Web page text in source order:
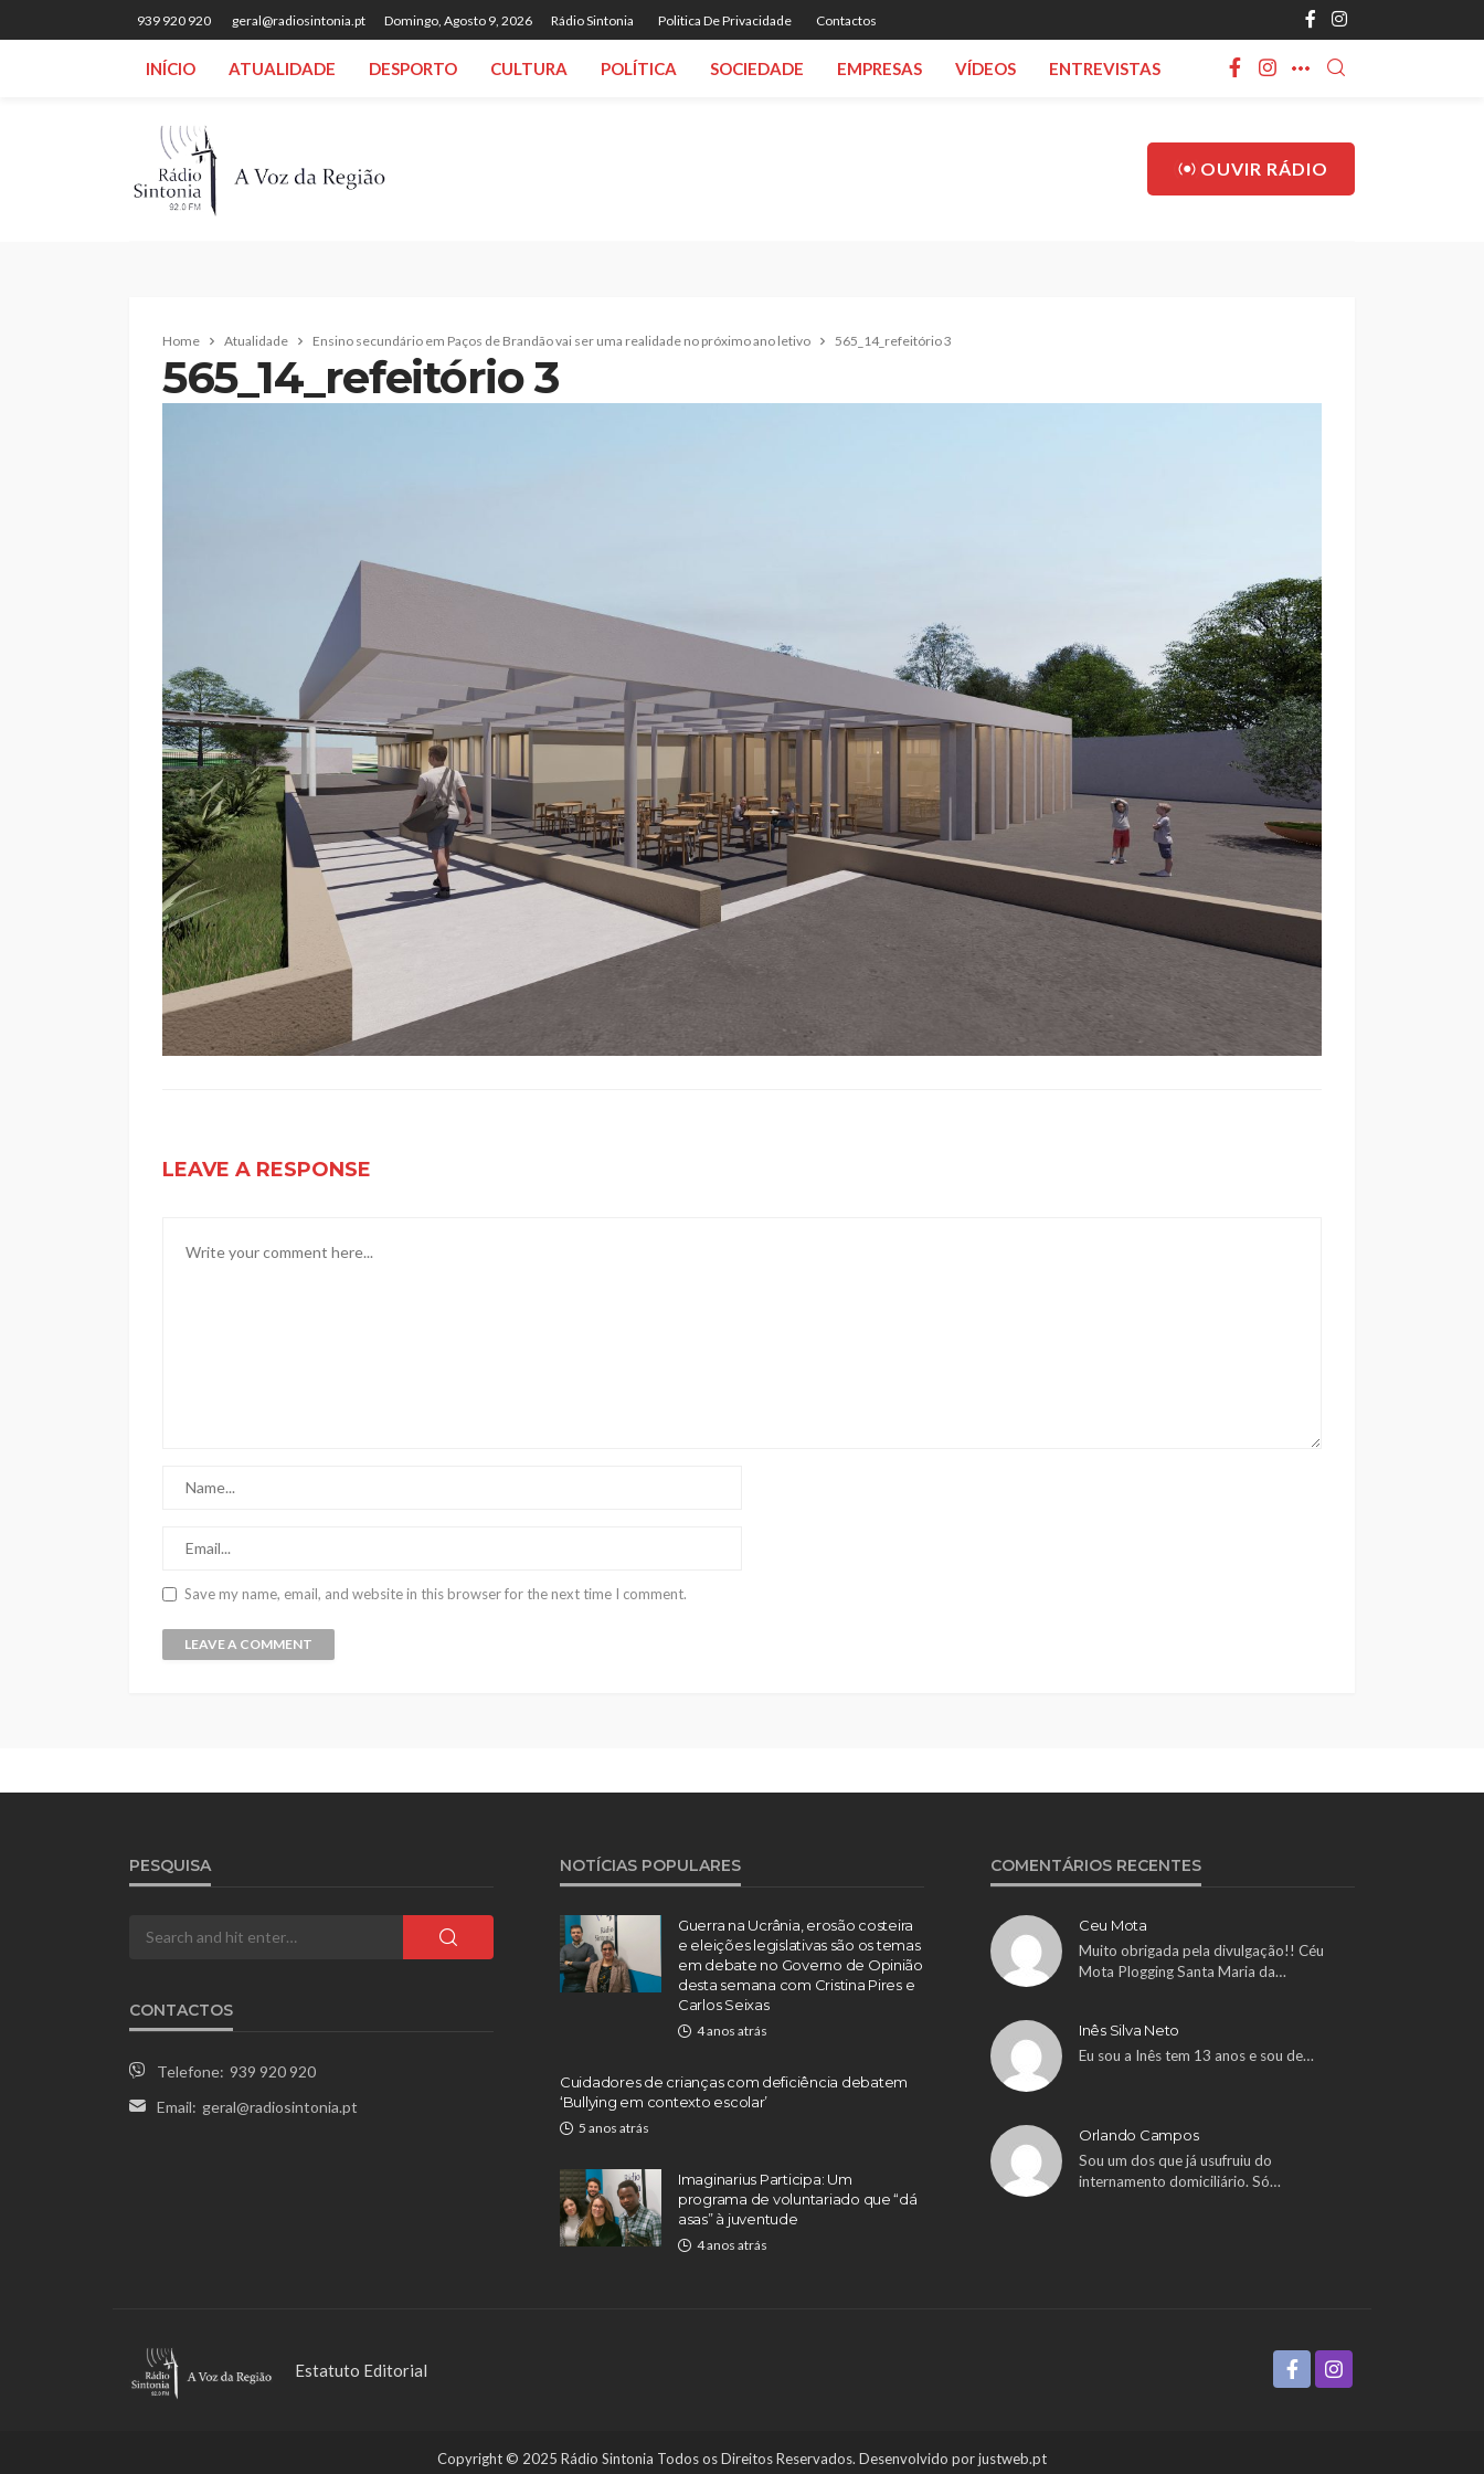
939 920 920 geral@radiosintonia.pt Domingo, Agosto 9, 2026 Rádio Sintonia Politica De Privacidade Contactos
INÍCIO ATUALIDADE DESPORTO CULTURA POLÍTICA SOCIEDADE EMPRESAS VÍDEOS ENTREVISTAS
OUVIR RÁDIO
Home Atualidade Ensino secundário em Paços de Brandão vai ser uma realidade no próximo ano letivo 565_14_refeitório 3
565_14_refeitório 3
LEAVE A RESPONSE
Save my name, email, and website in this browser for the next time I comment.
PESQUISA
CONTACTOS
Telefone: 939 920 920
Email: geral@radiosintonia.pt
NOTÍCIAS POPULARES
Guerra na Ucrânia, erosão costeira
e eleições legislativas são os temas
em debate no Governo de Opinião
desta semana com Cristina Pires e
Carlos Seixas
4 anos atrás
Cuidadores de crianças com deficiência debatem
‘Bullying em contexto escolar’
5 anos atrás
Imaginarius Participa: Um
programa de voluntariado que “dá
asas” à juventude
4 anos atrás
COMENTÁRIOS RECENTES
Ceu Mota
Muito obrigada pela divulgação!! Céu
Mota Plogging Santa Maria da…
Inês Silva Neto
Eu sou a Inês tem 13 anos e sou de…
Orlando Campos
Sou um dos que já usufruiu do
internamento domiciliário. Só…
Estatuto Editorial
Copyright © 2025 Rádio Sintonia Todos os Direitos Reservados. Desenvolvido porjustweb.pt